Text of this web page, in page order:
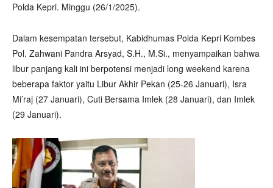
Polda Kepri. Minggu (26/1/2025).
Dalam kesempatan tersebut, Kabidhumas Polda Kepri Kombes
Pol. Zahwani Pandra Arsyad, S.H., M.Si., menyampaikan bahwa
libur panjang kali ini berpotensi menjadi long weekend karena
beberapa faktor yaitu Libur Akhir Pekan (25-26 Januari), Isra
Mi’raj (27 Januari), Cuti Bersama Imlek (28 Januari), dan Imlek
(29 Januari).